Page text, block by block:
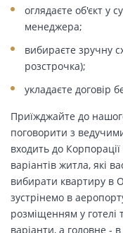
оглядаєте об'єкт у
менеджера;
вибираєте зручну
розстрочка);
укладаєте договір
Приїжджайте до
поговорити з
входить до
варіантів житла, які
вибирати квартиру в
зустрінемо в
розміщенням у готелі
варіанти, а головне -